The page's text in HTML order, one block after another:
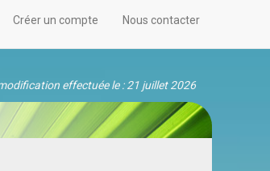
effectuée le : 21 juillet 2026
Créer un compte Nous contacter